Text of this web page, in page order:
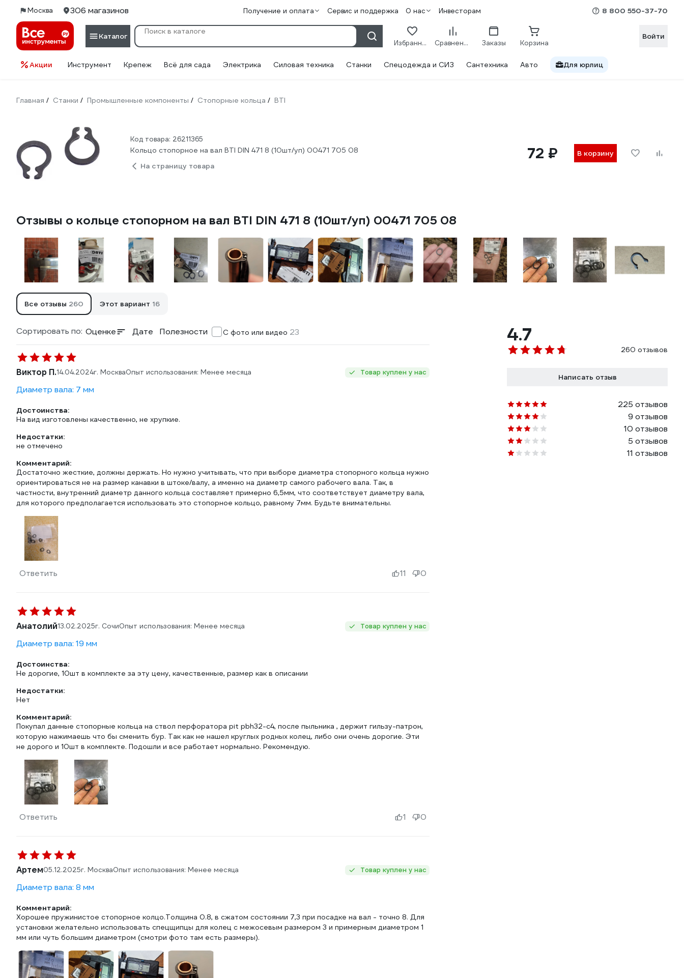
Москва 306 магазинов Получение и оплата Сервис и поддержка О нас Инвесторам 8 800 550-37-70
Каталог
Избранное Сравнение Заказы Корзина
Войти
Акции Инструмент Крепеж Всё для сада Электрика Силовая техника Станки Спецодежда и СИЗ Сантехника Авто Для юрлиц
Главная / Станки / Промышленные компоненты / Стопорные кольца / BTI
Код товара: 26211365
Кольцо стопорное на вал BTI DIN 471 8 (10шт/уп) 00471 705 08
На страницу товара
72 ₽ В корзину
Отзывы о кольце стопорном на вал BTI DIN 471 8 (10шт/уп) 00471 705 08
Все отзывы 260 Этот вариант 16
Сортировать по: Оценке Дате Полезности С фото или видео 23
Виктор П.14.04.2024г. МоскваОпыт использования: Менее месяца Товар куплен у нас
Диаметр вала: 7 мм
Достоинства:
На вид изготовлены качественно, не хрупкие.
Недостатки:
не отмечено
Комментарий:
Достаточно жесткие, должны держать. Но нужно учитывать, что при выборе диаметра стопорного кольца нужно
ориентироваться не на размер канавки в штоке/валу, а именно на диаметр самого рабочего вала. Так, в
частности, внутренний диаметр данного кольца составляет примерно 6,5мм, что соответствует диаметру вала,
для которого предполагается использовать это стопорное кольцо, равному 7мм. Будьте внимательны.
Ответить 11 0
Анатолий13.02.2025г. СочиОпыт использования: Менее месяца Товар куплен у нас
Диаметр вала: 19 мм
Достоинства:
Не дорогие, 10шт в комплекте за эту цену, качественные, размер как в описании
Недостатки:
Нет
Комментарий:
Покупал данные стопорные кольца на ствол перфоратора pit pbh32-c4, после пыльника , держит гильзу-патрон,
которую нажимаешь что бы сменить бур. Так как не нашел круглых родных колец, либо они очень дорогие. Эти
не дорого и 10шт в комплекте. Подошли и все работает нормально. Рекомендую.
Ответить 1 0
Артем05.12.2025г. МоскваОпыт использования: Менее месяца Товар куплен у нас
Диаметр вала: 8 мм
Комментарий:
Хорошее пружинистое стопорное колцо.Толщина 0.8, в сжатом состоянии 7,3 при посадке на вал - точно 8. Для
установки желательно использовать спецщипцы для колец с межосевым размером 3 и примерным диаметром 1
мм или чуть большим диаметром (смотри фото там есть размеры).
4.7
260 отзывов
Написать отзыв
225 отзывов
9 отзывов
10 отзывов
5 отзывов
11 отзывов